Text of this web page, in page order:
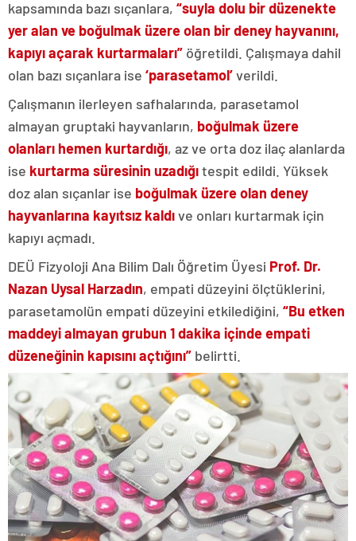
kapsamında bazı sıçanlara, “suyla dolu bir düzenekte
yer alan ve boğulmak üzere olan bir deney hayvanını,
kapıyı açarak kurtarmaları” öğretildi. Çalışmaya dahil
olan bazı sıçanlara ise ‘parasetamol’verildi.
Çalışmanın ilerleyen safhalarında, parasetamol
almayan gruptaki hayvanların, boğulmak üzere
olanları hemen kurtardığı, az ve orta doz ilaç alanlarda
ise kurtarma süresinin uzadığıtespit edildi. Yüksek
doz alan sıçanlar ise boğulmak üzere olan deney
hayvanlarına kayıtsız kaldıve onları kurtarmak için
kapıyı açmadı.
DEÜ Fizyoloji Ana Bilim Dalı Öğretim Üyesi Prof. Dr.
Nazan Uysal Harzadın, empati düzeyini ölçtüklerini,
parasetamolün empati düzeyini etkilediğini, “Bu etken
maddeyi almayan grubun 1 dakika içinde empati
düzeneğinin kapısını açtığını” belirtti.